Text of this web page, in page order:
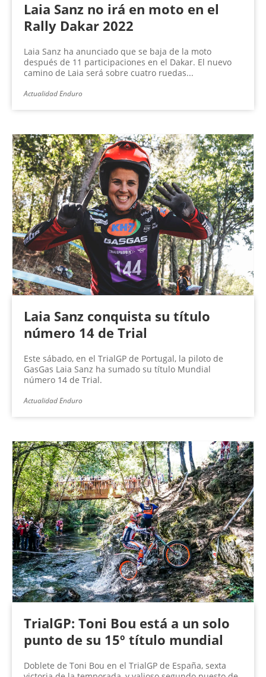
Laia Sanz no irá en moto en el
Rally Dakar 2022
Laia Sanz ha anunciado que se baja de la moto
después de 11 participaciones en el Dakar. El nuevo
camino de Laia será sobre cuatro ruedas...
Actualidad Enduro
Laia Sanz conquista su título
número 14 de Trial
Este sábado, en el TrialGP de Portugal, la piloto de
GasGas Laia Sanz ha sumado su título Mundial
número 14 de Trial.
Actualidad Enduro
TrialGP: Toni Bou está a un solo
punto de su 15º título mundial
Doblete de Toni Bou en el TrialGP de España, sexta